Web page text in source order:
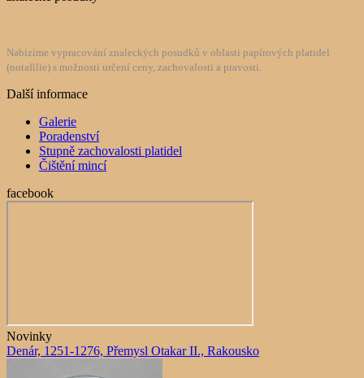
Nabízíme vypracování znaleckých posudků v oblasti papírových platidel
(notafilie) s možností určení ceny, zachovalosti a pravosti.
Další informace
Galerie
Poradenství
Stupně zachovalosti platidel
Čištění mincí
facebook
Novinky
Denár, 1251-1276, Přemysl Otakar II., Rakousko